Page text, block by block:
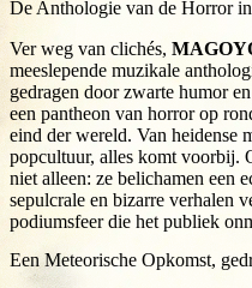
De Anthologie van de Horror
Ver weg van clichés,
meeslepende muzikale
gedragen door zwarte humor
een pantheon van horror op
eind der wereld. Van heidense
popcultuur, alles komt voorbij.
niet alleen: ze belichamen een
sepulcrale en bizarre verhalen
podiumsfeer die het publiek
Een Meteorische Opkomst,